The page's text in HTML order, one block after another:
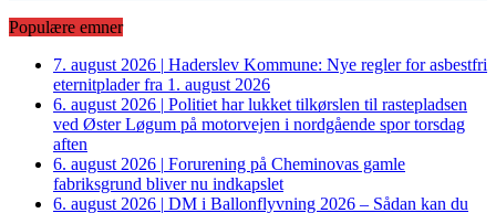
Populære emner
7. august 2026 | Haderslev Kommune: Nye regler for asbestfri
eternitplader fra 1. august 2026
6. august 2026 | Politiet har lukket tilkørslen til rastepladsen
ved Øster Løgum på motorvejen i nordgående spor torsdag
aften
6. august 2026 | Forurening på Cheminovas gamle
fabriksgrund bliver nu indkapslet
6. august 2026 | DM i Ballonflyvning 2026 – Sådan kan du